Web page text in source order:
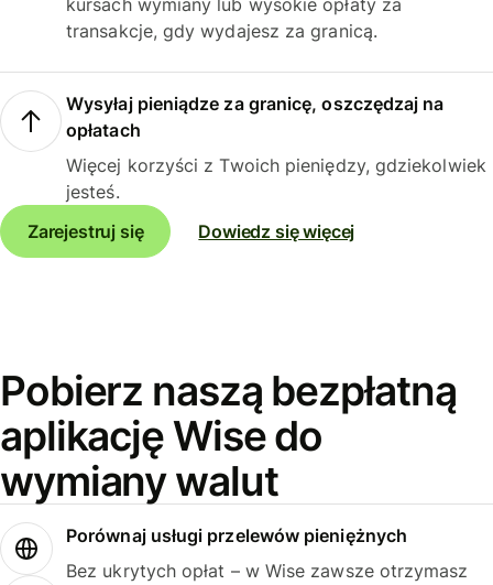
kursach wymiany lub wysokie opłaty za
transakcje, gdy wydajesz za granicą.
Wysyłaj pieniądze za granicę, oszczędzaj na
opłatach
Więcej korzyści z Twoich pieniędzy, gdziekolwiek
jesteś.
Zarejestruj się
Dowiedz się więcej
Pobierz naszą bezpłatną
aplikację Wise do
wymiany walut
Porównaj usługi przelewów pieniężnych
Bez ukrytych opłat – w Wise zawsze otrzymasz